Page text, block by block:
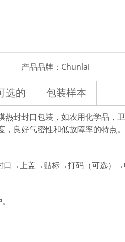
产品品牌： Chunlai
选的 包装样本
封封口包装，如农用化学品
良好气密性和低故障率的特
口→上盖→贴标→打码（可选）